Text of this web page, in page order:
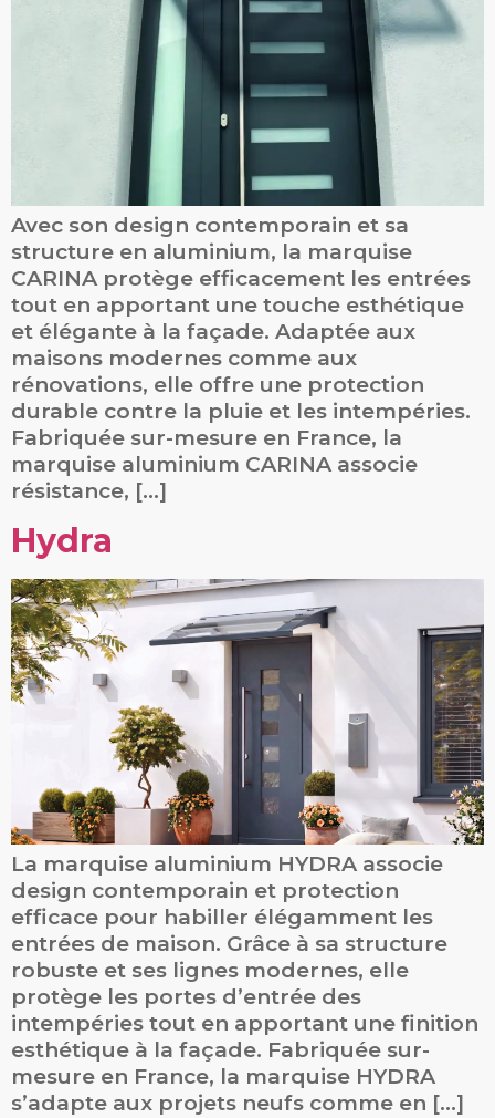
Avec son design contemporain et sa
structure en aluminium, la marquise
CARINA protège efficacement les entrées
tout en apportant une touche esthétique
et élégante à la façade. Adaptée aux
maisons modernes comme aux
rénovations, elle offre une protection
durable contre la pluie et les intempéries.
Fabriquée sur-mesure en France, la
marquise aluminium CARINA associe
résistance, […]
Hydra
La marquise aluminium HYDRA associe
design contemporain et protection
efficace pour habiller élégamment les
entrées de maison. Grâce à sa structure
robuste et ses lignes modernes, elle
protège les portes d’entrée des
intempéries tout en apportant une finition
esthétique à la façade. Fabriquée sur-
mesure en France, la marquise HYDRA
s’adapte aux projets neufs comme en […]